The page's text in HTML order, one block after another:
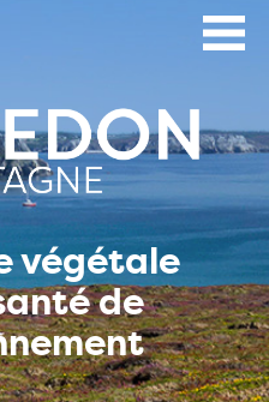
végétale
de